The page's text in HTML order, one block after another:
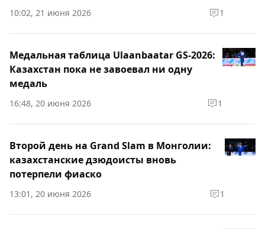
10:02, 21 июня 2026 1
Медальная таблица Ulaanbaatar GS-2026:
Казахстан пока не завоевал ни одну
медаль
16:48, 20 июня 2026 1
Второй день на Grand Slam в Монголии:
казахстанские дзюдоисты вновь
потерпели фиаско
13:01, 20 июня 2026 1